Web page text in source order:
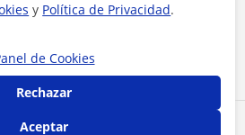
y Política de Privacidad.
de Cookies
Rechazar
Aceptar